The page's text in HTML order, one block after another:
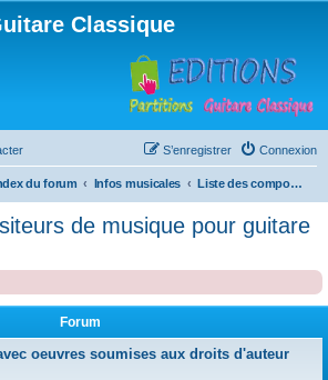
Classique
Connexion
S’enregistrer
du forum Infos musicales Liste des compositeurs de musique pour guitare
de musique pour guitare
Forum
oeuvres soumises aux droits d'auteur